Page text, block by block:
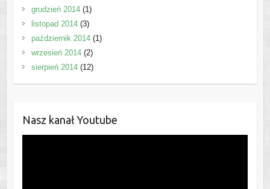
grudzień 2014(1)
listopad 2014(3)
październik 2014(1)
wrzesień 2014(2)
sierpień 2014(12)
Nasz kanał Youtube